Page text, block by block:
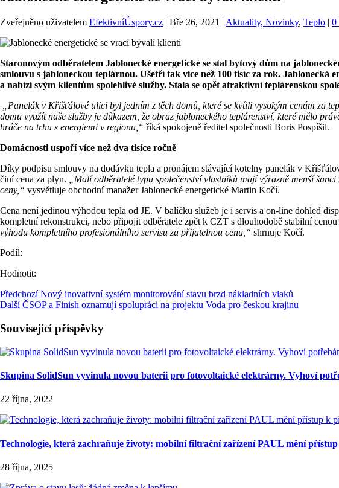
Zveřejněno uživatelem EfektivníÚspory.cz | Bře 26, 2021 | Aktuality, Novinky, Teplo | 0
Staronovým odběratelem Jablonecké energetické se stal bytový dům na
smlouvu s jabloneckou teplárnou. Ušetří tak více než 100 tisíc za rok. Jablonecká
a nabízí svým klientům spolehlivé služby. Stala se opět atraktivní teplárenskou
„Panelák v Křišťálové ulici byl jedním z těch domů, které se kvůli vysokým cenám za
domu využít naše služby je důkazem, že obraz jabloneckého teplárenství, které mělo
hráče na trhu s energiemi v regionu,“ říká spokojeně ředitel společnosti Boris Pospíšil.
Domácnosti uspoří více než dva tisíce ročně
Díky podpisu smlouvy na dodávku tepla a pronájem stávající kotelny panelák v
činí cena za plyn.
„Malí odběratelé typu společenství vlastníků mají výrazně menší
ceny,“ vysvětluje obchodní manažer Jablonecké energetické Martin Kočí.
Cena není jedinou výhodou tepla od JE. V balíčku služeb je i servis a on-line dohled
kompletní rekonstrukci, nebo připojit odběratele zpět k CZT s dlouhodobě stabilní
výhodu kompletního profesionálního servisu za přijatelnou cenu,“ shrnuje Kočí.
Podíl:
Hodnotit:
Předchozí Nový inovativní systém monitorování stavu brzd nákladních vlaků
Další ČSOP a Finish oznamují spolupráci na projektu Voda pro českou krajinu
Související příspěvky
Skupina SolidSun vyvinula novou baterii pro fotovoltaické elektrárny. Vyhoví
22 října, 2022
Technologie, která zachraňuje životy: mobilní filtrační zařízení PAUL mění
28 října, 2025